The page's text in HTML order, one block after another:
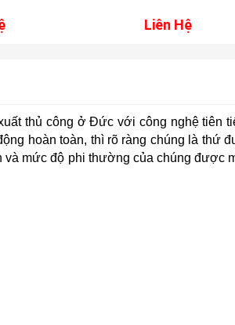
thủ công ở Đức với công nghệ tiên
hoàn toàn, thì rõ ràng chúng là thứ
và mức độ phi thường của chúng được